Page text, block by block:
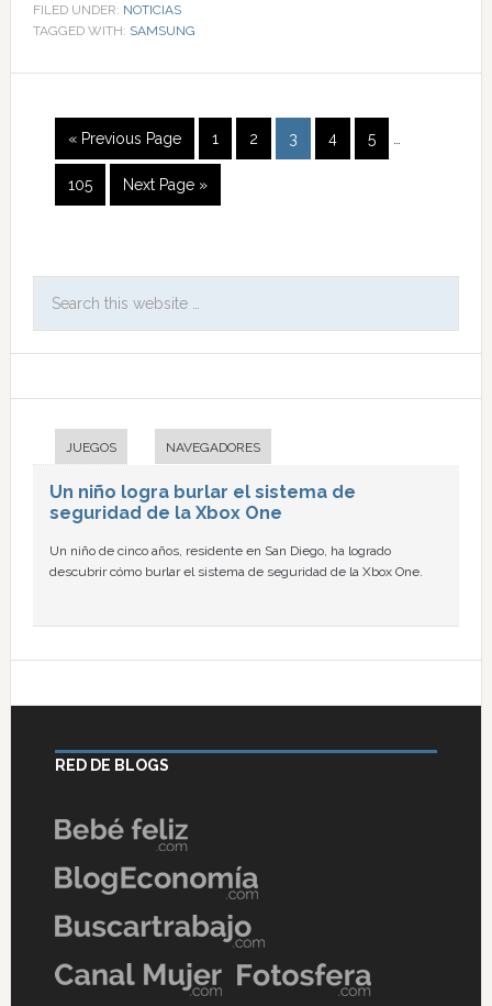
FILED UNDER: NOTICIAS
TAGGED WITH: SAMSUNG
« Previous Page 1 2 3 4 5
105 Next Page »
JUEGOS NAVEGADORES
Un niño logra burlar el sistema de
seguridad de la Xbox One
Un niño de cinco años, residente en San Diego, ha logrado
descubrir cómo burlar el sistema de seguridad de la Xbox One.
RED DE BLOGS